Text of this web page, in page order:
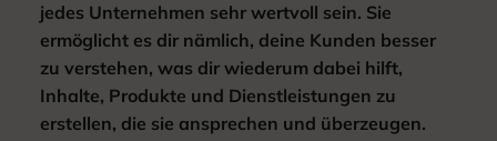
jedes Unternehmen sehr wertvoll sein. Sie
ermöglicht es dir nämlich, deine Kunden besser
zu verstehen, was dir wiederum dabei hilft,
Inhalte, Produkte und Dienstleistungen zu
erstellen, die sie ansprechen und überzeugen.